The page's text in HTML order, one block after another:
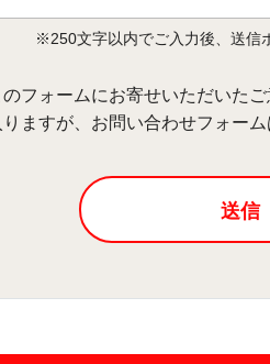
※250文字以内でご入力後、送信
フォームにお寄せいただいた
ますが、お問い合わせフォーム
送信